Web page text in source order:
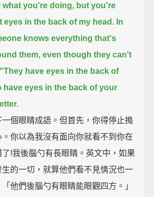
what you're doing, but you're
eyes in the back of my head. In
knows everything that's
them, even though they can't
have eyes in the back of
have eyes in the back of your
個眼睛成語。但首先，你得停止搗
你以為我沒有面向你就看不到你在
!我後腦勺有長眼睛。英文中，如果
的一切，就算他們看不見情況也一
他們後腦勺有眼睛能眼觀四方。」